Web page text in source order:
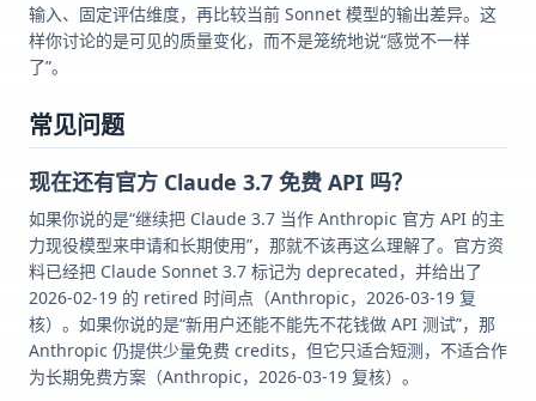
输入、固定评估维度，再比较当前 Sonnet 模型的输出差异。这
样你讨论的是可见的质量变化，而不是笼统地说“感觉不一样
了”。
常见问题
现在还有官方 Claude 3.7 免费 API 吗？
如果你说的是“继续把 Claude 3.7 当作 Anthropic 官方 API 的主
力现役模型来申请和长期使用”，那就不该再这么理解了。官方资
料已经把 Claude Sonnet 3.7 标记为 deprecated，并给出了
2026-02-19 的 retired 时间点（Anthropic，2026-03-19 复
核）。如果你说的是“新用户还能不能先不花钱做 API 测试”，那
Anthropic 仍提供少量免费 credits，但它只适合短测，不适合作
为长期免费方案（Anthropic，2026-03-19 复核）。